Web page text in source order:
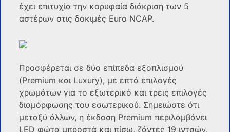
έχει επιτυχία την κορυφαία διάκριση των 5
αστέρων στις δοκιμές Euro NCAP.
Προσφέρεται σε δύο επίπεδα εξοπλισμού
(Premium και Luxury), με επτά επιλογές
χρωμάτων για το εξωτερικό και τρεις επιλογές
διαμόρφωσης του εσωτερικού. Σημειώστε ότι
μεταξύ άλλων, η έκδοση Premium περιλαμβάνει
LED φώτα μπροστά και πίσω, ζάντες 19 ιντσών,